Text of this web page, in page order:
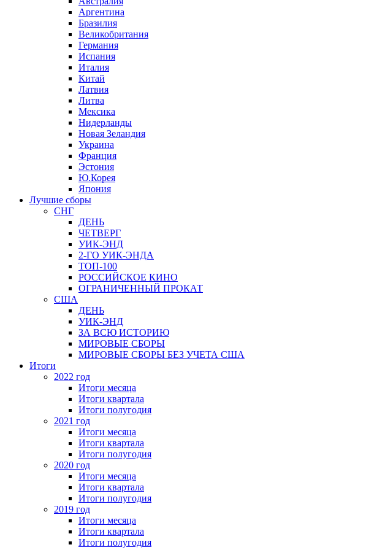
Аргентина
Бразилия
Великобритания
Германия
Испания
Италия
Китай
Латвия
Литва
Мексика
Нидерланды
Новая Зеландия
Украина
Франция
Эстония
Ю.Корея
Япония
Лучшие сборы
СНГ
ДЕНЬ
ЧЕТВЕРГ
УИК-ЭНД
2-ГО УИК-ЭНДА
ТОП-100
РОССИЙСКОЕ КИНО
ОГРАНИЧЕННЫЙ ПРОКАТ
США
ДЕНЬ
УИК-ЭНД
ЗА ВСЮ ИСТОРИЮ
МИРОВЫЕ СБОРЫ
МИРОВЫЕ СБОРЫ БЕЗ УЧЕТА США
Итоги
2022 год
Итоги месяца
Итоги квартала
Итоги полугодия
2021 год
Итоги месяца
Итоги квартала
Итоги полугодия
2020 год
Итоги месяца
Итоги квартала
Итоги полугодия
2019 год
Итоги месяца
Итоги квартала
Итоги полугодия